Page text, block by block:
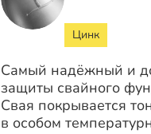
Цинк
Самый надёжный и
защиты свайного
Свая покрывается
в особом